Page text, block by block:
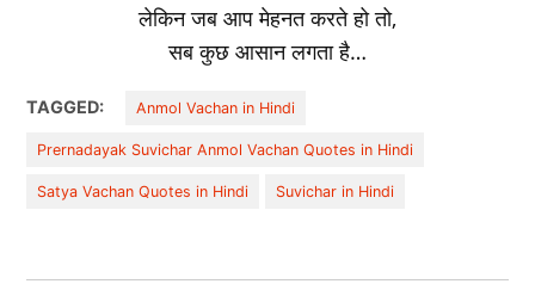
लेकिन जब आप मेहनत करते हो तो,
सब कुछ आसान लगता है…
TAGGED: Anmol Vachan in Hindi
Prernadayak Suvichar Anmol Vachan Quotes in Hindi
Satya Vachan Quotes in Hindi Suvichar in Hindi